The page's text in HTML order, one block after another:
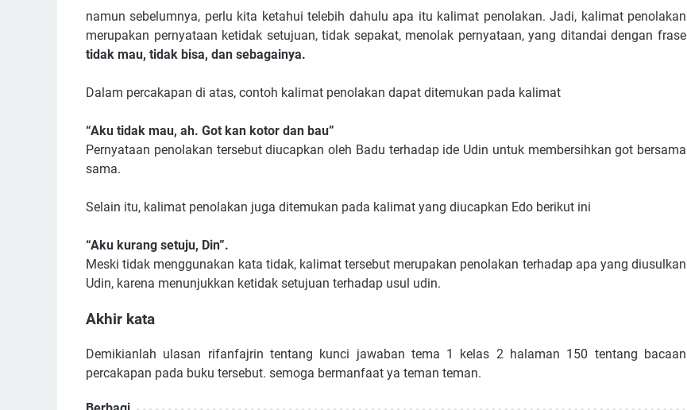
namun sebelumnya, perlu kita ketahui telebih dahulu apa itu kalimat penolakan. Jadi, kalimat penolakan
merupakan pernyataan ketidak setujuan, tidak sepakat, menolak pernyataan, yang ditandai dengan frase
tidak mau, tidak bisa, dan sebagainya.
Dalam percakapan di atas, contoh kalimat penolakan dapat ditemukan pada kalimat
“Aku tidak mau, ah. Got kan kotor dan bau”
Pernyataan penolakan tersebut diucapkan oleh Badu terhadap ide Udin untuk membersihkan got bersama
sama.
Selain itu, kalimat penolakan juga ditemukan pada kalimat yang diucapkan Edo berikut ini
“Aku kurang setuju, Din”.
Meski tidak menggunakan kata tidak, kalimat tersebut merupakan penolakan terhadap apa yang diusulkan
Udin, karena menunjukkan ketidak setujuan terhadap usul udin.
Akhir kata
Demikianlah ulasan rifanfajrin tentang kunci jawaban tema 1 kelas 2 halaman 150 tentang bacaan
percakapan pada buku tersebut. semoga bermanfaat ya teman teman.